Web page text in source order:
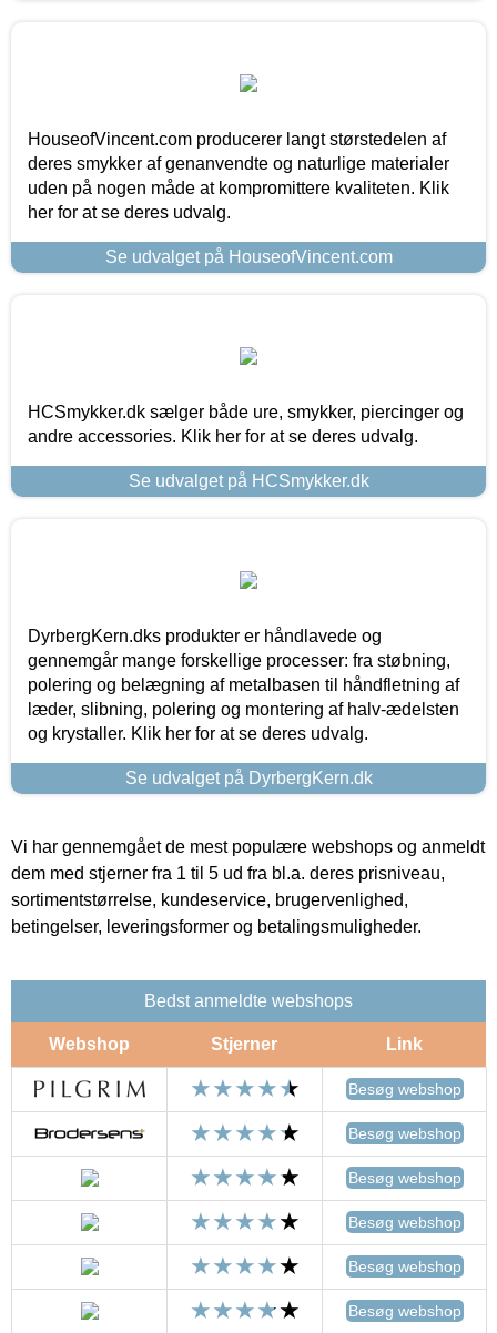
HouseofVincent.com producerer langt størstedelen af
deres smykker af genanvendte og naturlige materialer
uden på nogen måde at kompromittere kvaliteten. Klik
her for at se deres udvalg.
Se udvalget på HouseofVincent.com
HCSmykker.dk sælger både ure, smykker, piercinger og
andre accessories. Klik her for at se deres udvalg.
Se udvalget på HCSmykker.dk
DyrbergKern.dks produkter er håndlavede og
gennemgår mange forskellige processer: fra støbning,
polering og belægning af metalbasen til håndfletning af
læder, slibning, polering og montering af halv-ædelsten
og krystaller. Klik her for at se deres udvalg.
Se udvalget på DyrbergKern.dk
Vi har gennemgået de mest populære webshops og anmeldt
dem med stjerner fra 1 til 5 ud fra bl.a. deres prisniveau,
sortimentstørrelse, kundeservice, brugervenlighed,
betingelser, leveringsformer og betalingsmuligheder.
Bedst anmeldte webshops
Webshop Stjerner Link
Besøg webshop
Besøg webshop
Besøg webshop
Besøg webshop
Besøg webshop
Besøg webshop